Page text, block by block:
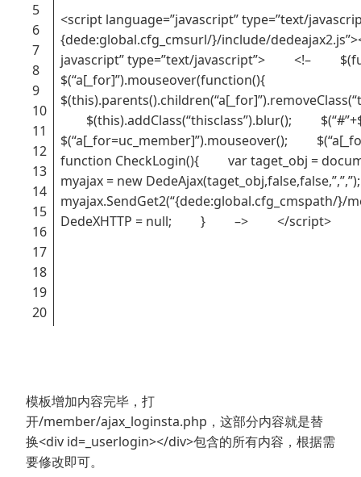
5
6
7
8
9
10
11
12
13
14
15
16
17
18
19
20
<script language=”javascript” type=”text/
{dede:global.cfg_cmsurl/}/include/
javascript” type=”text/javascript”> <!–
$(“a[_for]”).mouseover(function(){
$(this).addClass(“thisclass”).blur();
$(“a[_for=uc_member]”).mouseover();
function CheckLogin(){ var taget_obj =
myajax = new
DedeXHTTP = null; } –> </script>
模板增加内容完毕，打
开/member/ajax_loginsta.php，这部分内容就是替
换<div id=_userlogin></div>包含的所有内容，根据需
要修改即可。